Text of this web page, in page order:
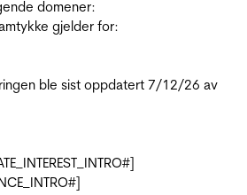
domener:
gjelder for:
ble sist oppdatert 7/12/26 av